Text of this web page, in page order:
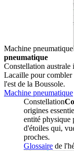
Machine pneumatique
pneumatique
Constellation australe
Lacaille pour combler
l'est de la Boussole.
Machine pneumatique
Constellation
origines
entité physique
d'étoiles qui,
proches.
Glossaire de